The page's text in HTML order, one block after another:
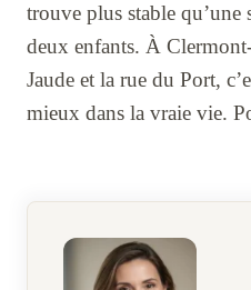
trouve plus stable qu’une
deux enfants. À
Jaude et la rue du Port,
mieux dans la vraie vie.